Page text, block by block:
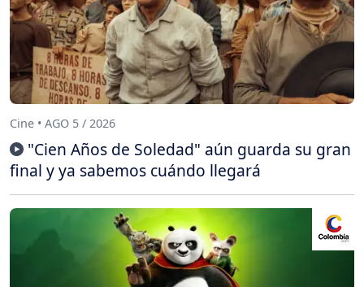
Cine • AGO 5 / 2026
"Cien Años de Soledad" aún guarda su gran
final y ya sabemos cuándo llegará